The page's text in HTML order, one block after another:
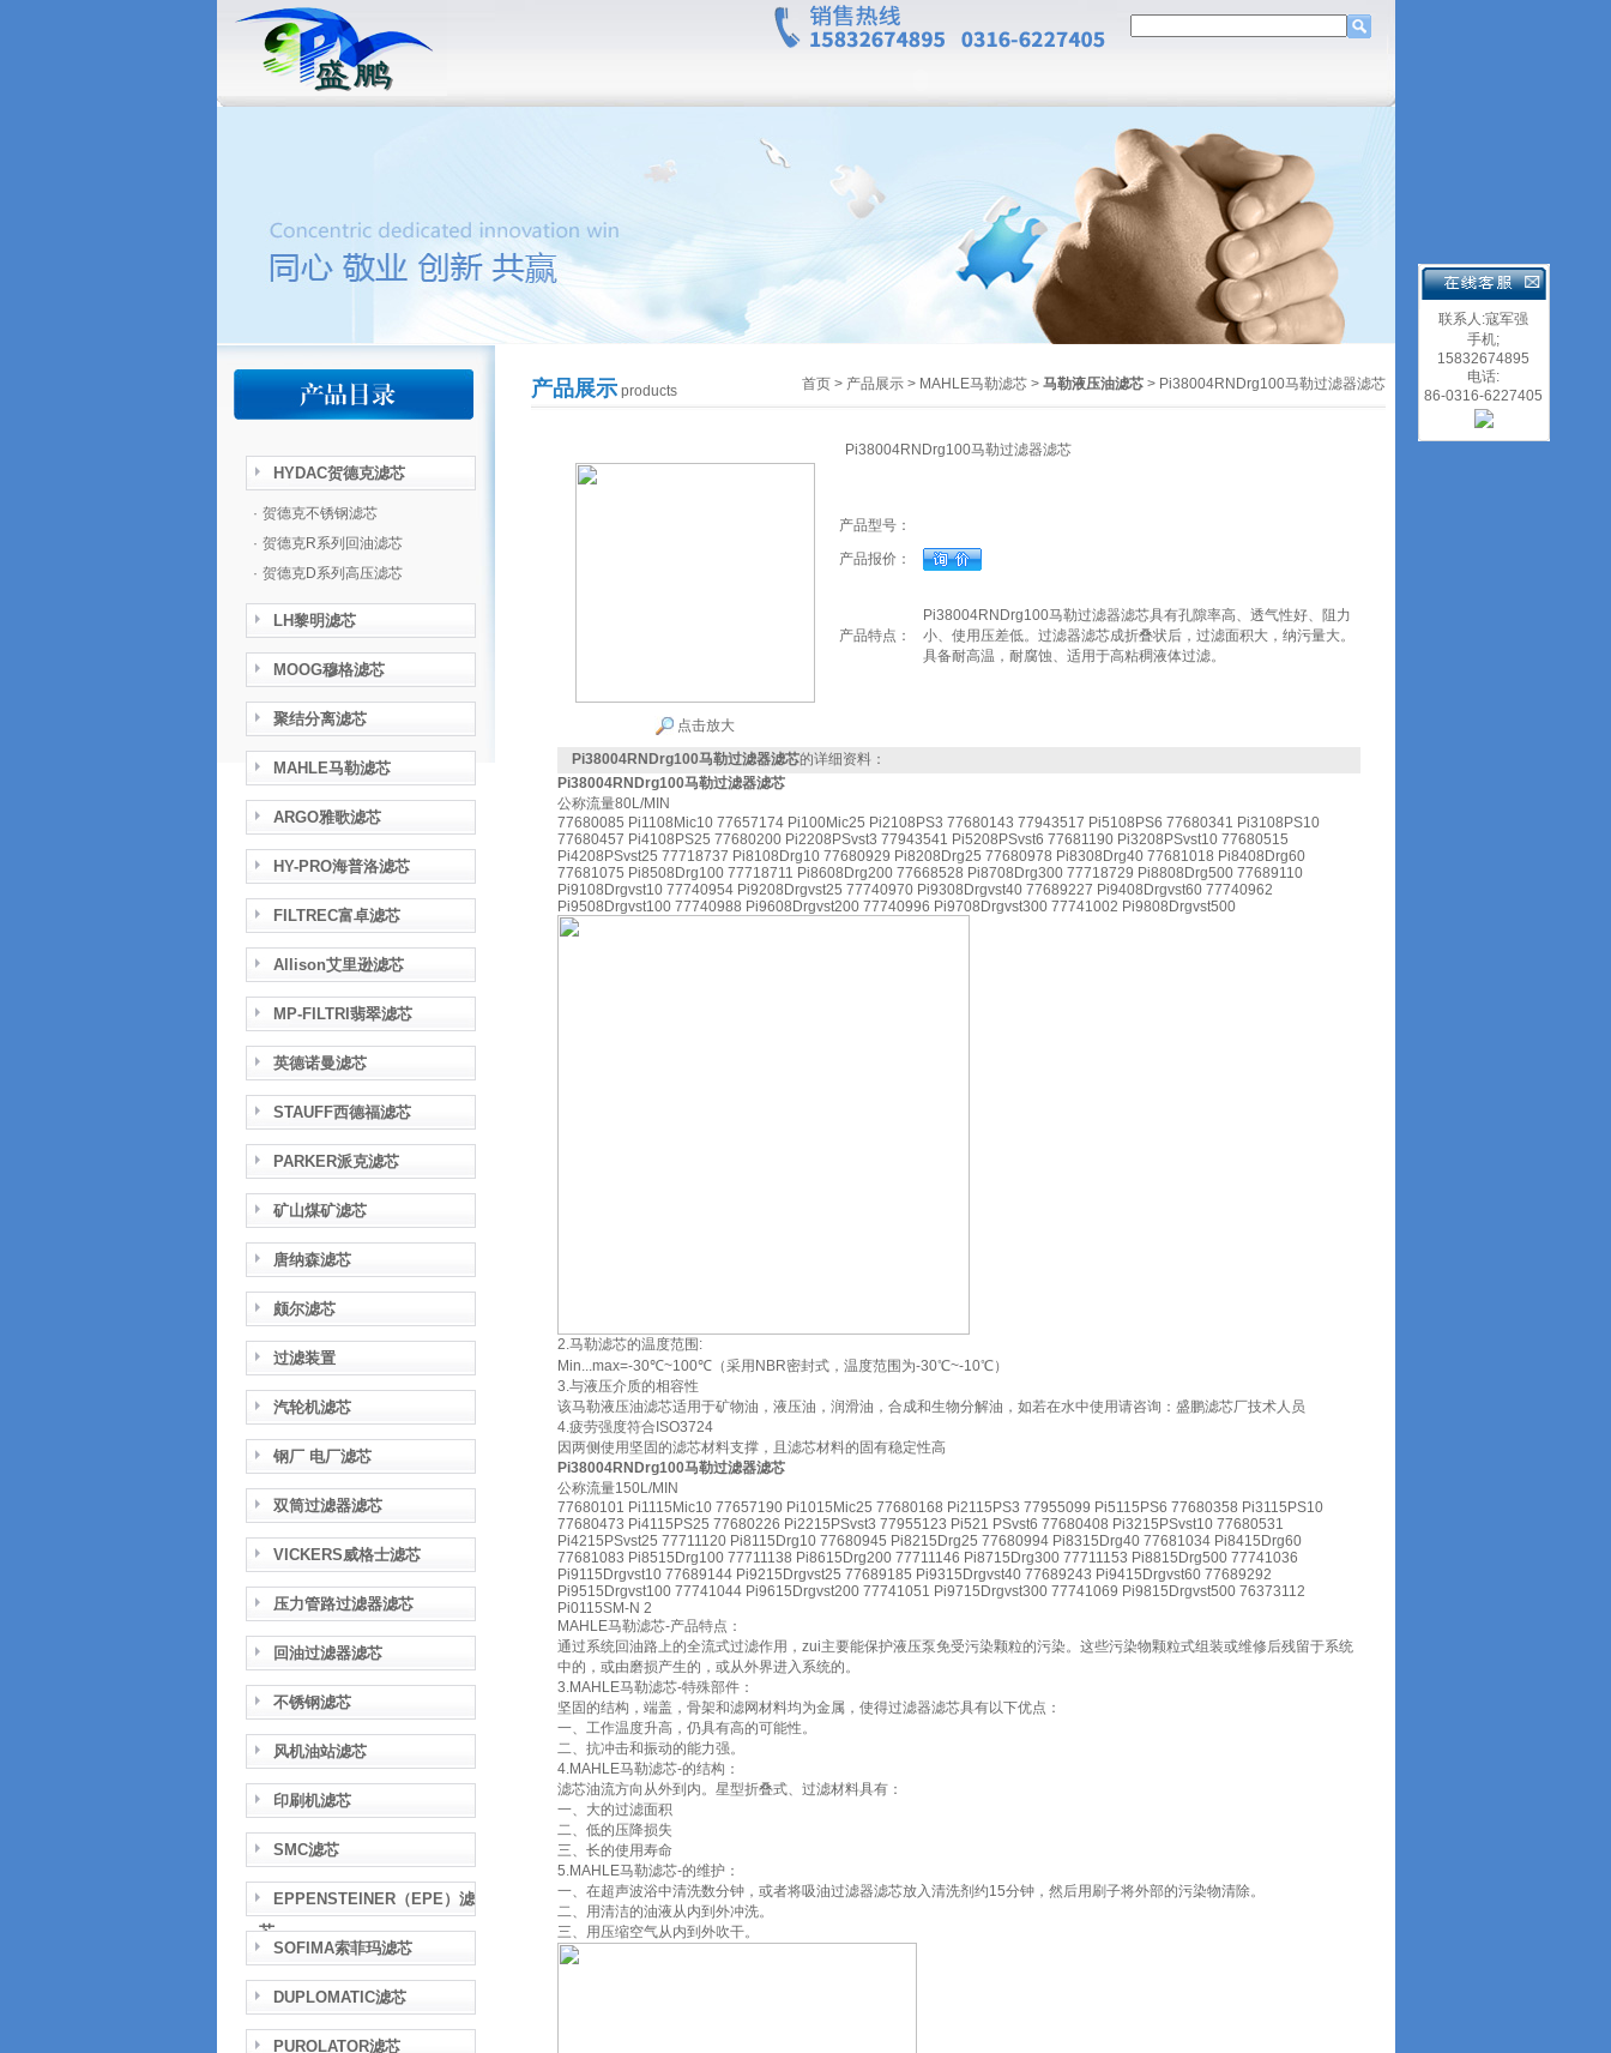
HYDAC贺德克滤芯
· 贺德克不锈钢滤芯
· 贺德克R系列回油滤芯
· 贺德克D系列高压滤芯
LH黎明滤芯
MOOG穆格滤芯
聚结分离滤芯
MAHLE马勒滤芯
ARGO雅歌滤芯
HY-PRO海普洛滤芯
FILTREC富卓滤芯
Allison艾里逊滤芯
MP-FILTRI翡翠滤芯
英德诺曼滤芯
STAUFF西德福滤芯
PARKER派克滤芯
矿山煤矿滤芯
唐纳森滤芯
颇尔滤芯
过滤装置
汽轮机滤芯
钢厂 电厂滤芯
双筒过滤器滤芯
VICKERS威格士滤芯
压力管路过滤器滤芯
回油过滤器滤芯
不锈钢滤芯
风机油站滤芯
印刷机滤芯
SMC滤芯
EPPENSTEINER（EPE）滤
芯
SOFIMA索菲玛滤芯
DUPLOMATIC滤芯
PUROLATOR滤芯
产品展示 products 首页 > 产品展示 > MAHLE马勒滤芯 > 马勒液压油滤芯 > Pi38004RNDrg100马勒过滤器滤芯
Pi38004RNDrg100马勒过滤器滤芯
点击放大
产品型号：
产品报价：
产品特点：
Pi38004RNDrg100马勒过滤器滤芯具有孔隙率高、透气性好、阻力
小、使用压差低。过滤器滤芯成折叠状后，过滤面积大，纳污量大。
具备耐高温，耐腐蚀、适用于高粘稠液体过滤。
Pi38004RNDrg100马勒过滤器滤芯的详细资料：
Pi38004RNDrg100马勒过滤器滤芯
公称流量80L/MIN
77680085 Pi1108Mic10 77657174 Pi100Mic25 Pi2108PS3 77680143 77943517 Pi5108PS6 77680341 Pi3108PS10
77680457 Pi4108PS25 77680200 Pi2208PSvst3 77943541 Pi5208PSvst6 77681190 Pi3208PSvst10 77680515
Pi4208PSvst25 77718737 Pi8108Drg10 77680929 Pi8208Drg25 77680978 Pi8308Drg40 77681018 Pi8408Drg60
77681075 Pi8508Drg100 77718711 Pi8608Drg200 77668528 Pi8708Drg300 77718729 Pi8808Drg500 77689110
Pi9108Drgvst10 77740954 Pi9208Drgvst25 77740970 Pi9308Drgvst40 77689227 Pi9408Drgvst60 77740962
Pi9508Drgvst100 77740988 Pi9608Drgvst200 77740996 Pi9708Drgvst300 77741002 Pi9808Drgvst500
2.马勒滤芯的温度范围:
Min...max=-30℃~100℃（采用NBR密封式，温度范围为-30℃~-10℃）
3.与液压介质的相容性
该马勒液压油滤芯适用于矿物油，液压油，润滑油，合成和生物分解油，如若在水中使用请咨询：盛鹏滤芯厂技术人员
4.疲劳强度符合ISO3724
因两侧使用坚固的滤芯材料支撑，且滤芯材料的固有稳定性高
Pi38004RNDrg100马勒过滤器滤芯
公称流量150L/MIN
77680101 Pi1115Mic10 77657190 Pi1015Mic25 77680168 Pi2115PS3 77955099 Pi5115PS6 77680358 Pi3115PS10
77680473 Pi4115PS25 77680226 Pi2215PSvst3 77955123 Pi521 PSvst6 77680408 Pi3215PSvst10 77680531
Pi4215PSvst25 77711120 Pi8115Drg10 77680945 Pi8215Drg25 77680994 Pi8315Drg40 77681034 Pi8415Drg60
77681083 Pi8515Drg100 77711138 Pi8615Drg200 77711146 Pi8715Drg300 77711153 Pi8815Drg500 77741036
Pi9115Drgvst10 77689144 Pi9215Drgvst25 77689185 Pi9315Drgvst40 77689243 Pi9415Drgvst60 77689292
Pi9515Drgvst100 77741044 Pi9615Drgvst200 77741051 Pi9715Drgvst300 77741069 Pi9815Drgvst500 76373112
Pi0115SM-N 2
MAHLE马勒滤芯-产品特点：
通过系统回油路上的全流式过滤作用，zui主要能保护液压泵免受污染颗粒的污染。这些污染物颗粒式组装或维修后残留于系统
中的，或由磨损产生的，或从外界进入系统的。
3.MAHLE马勒滤芯-特殊部件：
坚固的结构，端盖，骨架和滤网材料均为金属，使得过滤器滤芯具有以下优点：
一、工作温度升高，仍具有高的可能性。
二、抗冲击和振动的能力强。
4.MAHLE马勒滤芯-的结构：
滤芯油流方向从外到内。星型折叠式、过滤材料具有：
一、大的过滤面积
二、低的压降损失
三、长的使用寿命
5.MAHLE马勒滤芯-的维护：
一、在超声波浴中清洗数分钟，或者将吸油过滤器滤芯放入清洗剂约15分钟，然后用刷子将外部的污染物清除。
二、用清洁的油液从内到外冲洗。
三、用压缩空气从内到外吹干。
联系人:寇军强
手机;
15832674895
电话:
86-0316-6227405